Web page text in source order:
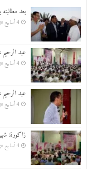
بعد
4 أسابيع ago
عبد
4 أسابيع ago
عبد
4 أسابيع ago
زاكورة:
4 أسابيع ago